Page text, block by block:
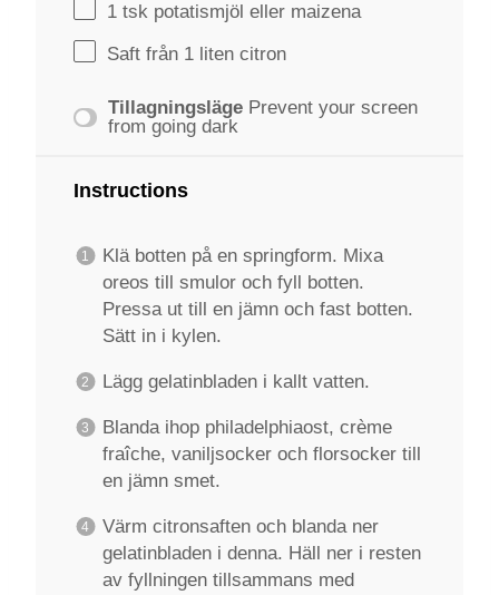
1 tsk potatismjöl eller maizena
Saft från 1 liten citron
Tillagningsläge Prevent your screen
from going dark
Instructions
Klä botten på en springform. Mixa
oreos till smulor och fyll botten.
Pressa ut till en jämn och fast botten.
Sätt in i kylen.
Lägg gelatinbladen i kallt vatten.
Blanda ihop philadelphiaost, crème
fraîche, vaniljsocker och florsocker till
en jämn smet.
Värm citronsaften och blanda ner
gelatinbladen i denna. Häll ner i resten
av fyllningen tillsammans med